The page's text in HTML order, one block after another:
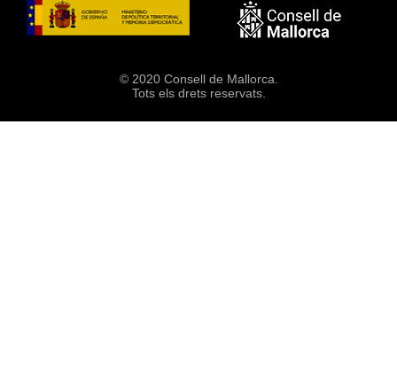
© 2020 Consell de Mallorca.
Tots els drets reservats.